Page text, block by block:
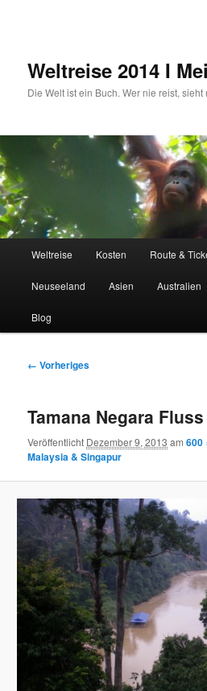
Weltreise 2014 I
Die Welt ist ein Buch. Wer nie reist,
Weltreise Kosten Route &
Neuseeland Asien Australien
Blog
Bilder-
← Vorheriges
Tamana Negara Fluss
Veröffentlicht Dezember 9, 2013 am600
Malaysia & Singapur